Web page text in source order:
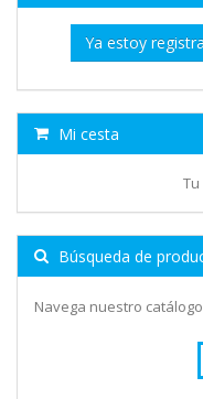
Ya estoy
Mi cesta
Búsqueda de
Navega nuestro